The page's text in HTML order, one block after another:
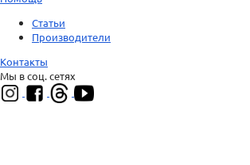
Статьи
Производители
Контакты
Мы в соц. сетях